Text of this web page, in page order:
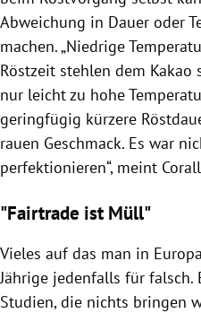
Abweichung in Dauer oder
machen. „Niedrige
Röstzeit stehlen dem Kakao
nur leicht zu hohe
geringfügig kürzere
rauen Geschmack. Es war
perfektionieren“, meint
"Fairtrade ist Müll"
Vieles auf das man in Europa
Jährige jedenfalls für falsch.
Studien, die nichts bringen